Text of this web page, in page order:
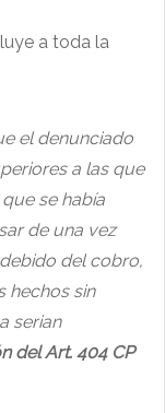
a toda la
el denunciado
a las que
se había
de una vez
del cobro,
hechos sin
serian
del Art. 404 CP